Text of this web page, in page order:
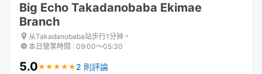
Big Echo Takadanobaba Ekimae
Branch
从Takadanobaba站步行1分钟。
本日營業時間 : 09:00〜05:30
5.0★ ★ ★ ★ ★
★ ★ ★ ★ ★ 2 則評論